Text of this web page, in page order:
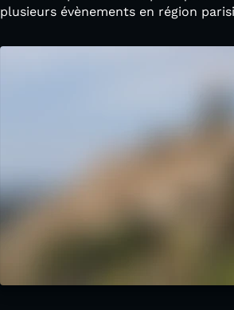
plusieurs évènements en région